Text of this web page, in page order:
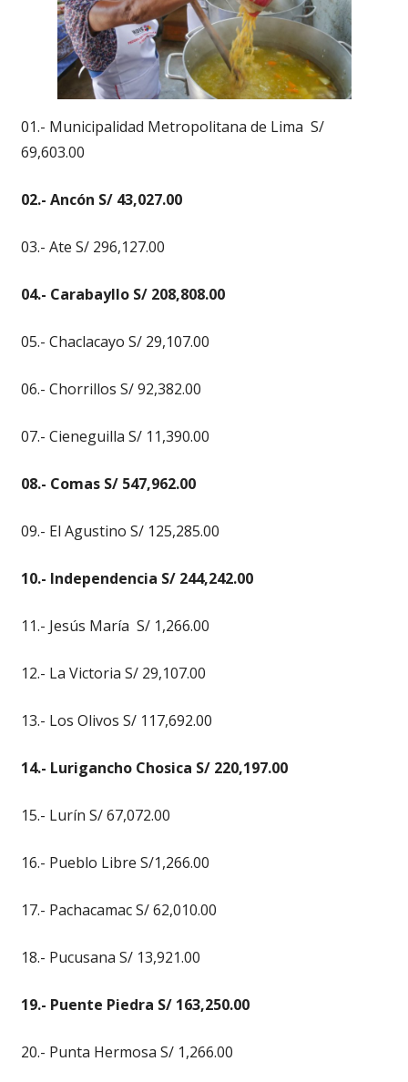
01.- Municipalidad Metropolitana de Lima S/
69,603.00
02.- Ancón S/ 43,027.00
03.- Ate S/ 296,127.00
04.- Carabayllo S/ 208,808.00
05.- Chaclacayo S/ 29,107.00
06.- Chorrillos S/ 92,382.00
07.- Cieneguilla S/ 11,390.00
08.- Comas S/ 547,962.00
09.- El Agustino S/ 125,285.00
10.- Independencia S/ 244,242.00
11.- Jesús María S/ 1,266.00
12.- La Victoria S/ 29,107.00
13.- Los Olivos S/ 117,692.00
14.- Lurigancho Chosica S/ 220,197.00
15.- Lurín S/ 67,072.00
16.- Pueblo Libre S/1,266.00
17.- Pachacamac S/ 62,010.00
18.- Pucusana S/ 13,921.00
19.- Puente Piedra S/ 163,250.00
20.- Punta Hermosa S/ 1,266.00